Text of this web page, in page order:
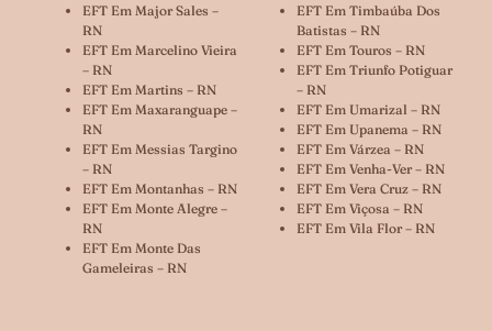
EFT Em Major Sales –
RN
EFT Em Marcelino Vieira
– RN
EFT Em Martins – RN
EFT Em Maxaranguape –
RN
EFT Em Messias Targino
– RN
EFT Em Montanhas – RN
EFT Em Monte Alegre –
RN
EFT Em Monte Das
Gameleiras – RN
EFT Em Timbaúba Dos
Batistas – RN
EFT Em Touros – RN
EFT Em Triunfo Potiguar
– RN
EFT Em Umarizal – RN
EFT Em Upanema – RN
EFT Em Várzea – RN
EFT Em Venha-Ver – RN
EFT Em Vera Cruz – RN
EFT Em Viçosa – RN
EFT Em Vila Flor – RN